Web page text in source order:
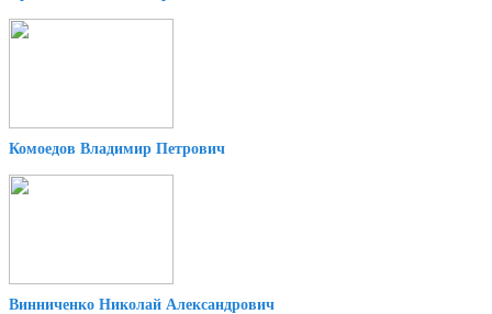
Комоедов Владимир Петрович
Винниченко Николай Александрович